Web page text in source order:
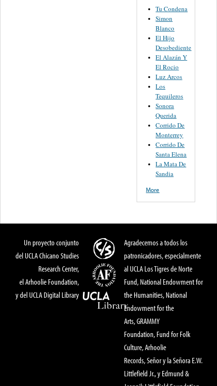
Tu Condena
Simon
Blanco
El Hijo
Desobediente
El Alazán Y
El Rocio
Luz Arcos
Los
Tequileros
Sonora
Querida
Corrido De
Monterrey
Corrido De
Santa Elena
La Mata De
Sandia
More
Un proyecto conjunto
del UCLA Chicano Studies
Research Center,
el Arhoolie Foundation,
y del UCLA Digital Library
Agradecemos a todos los
patronicadores, especialmente
al UCLA Los Tigres de Norte
Fund, National Endowment for
the Humanities, National
Endowment for the
Arts, GRAMMY
Foundation, Fund for Folk
Culture, Arhoolie
Records, Señor y la Señora E.W.
Littlefield Jr., y Edmund &